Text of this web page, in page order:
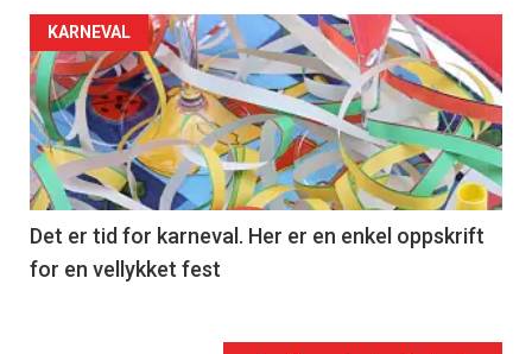
KARNEVAL
Det er tid for karneval. Her er en enkel oppskrift
for en vellykket fest